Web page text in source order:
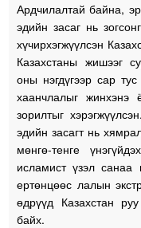
Ардчилалтай байна,
эдийн засаг нь
хүчирхэгжүүлсэн
Казахстаны жишээг
оны нэгдүгээр сар
хаанчлалыг жинхэнэ
зорилтыг
эдийн засагт нь
мөнгө-тенге
исламист үзэл
ертөнцөөс лалын
өдрүүд Казахстан
байх.